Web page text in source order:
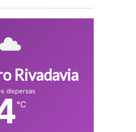
Rivadavia
dispersas
℃